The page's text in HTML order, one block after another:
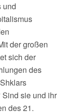
und
der großen
sich der
des
sie und ihr
des 21.